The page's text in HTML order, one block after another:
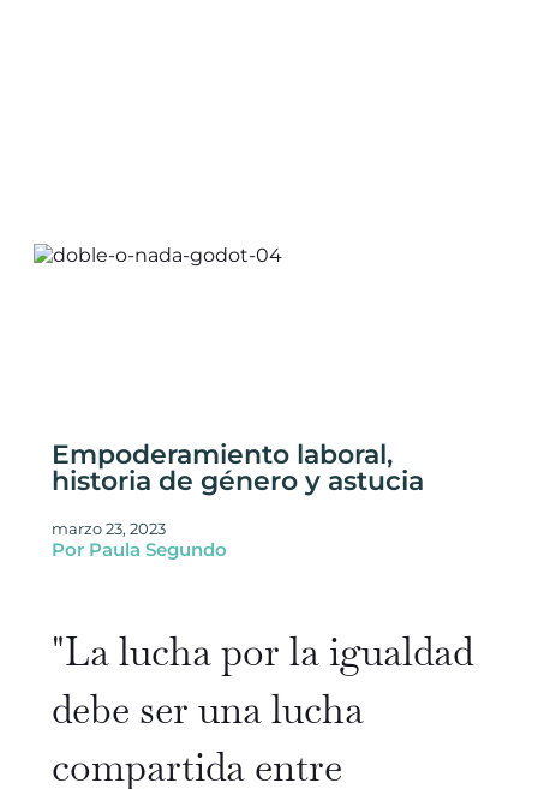
Empoderamiento laboral,
historia de género y astucia
marzo 23, 2023
Por Paula Segundo
"La lucha por la igualdad
debe ser una lucha
compartida entre